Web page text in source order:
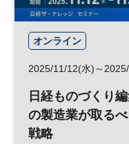
オンライン
2025/11/12(水)～
日経ものづくり
の製造業が取る
戦略